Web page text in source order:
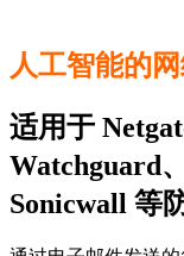
人工智能的
适用于
Watchguard
Sonicwall 等